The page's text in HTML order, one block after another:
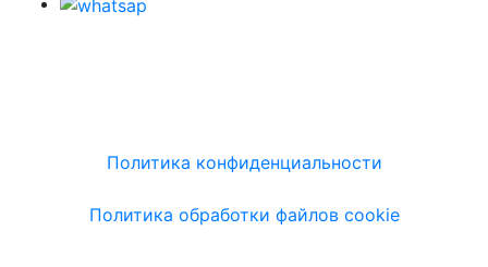
Политика конфиденциальности
Политика обработки файлов cookie